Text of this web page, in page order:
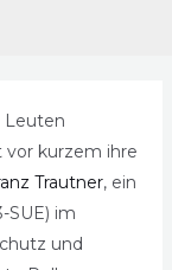
Leuten
kurzem ihre
Trautner, ein
SUE) im
und